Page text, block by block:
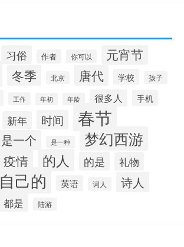
习俗 作者 你可以 元宵节
冬季 北京 唐代 学校 孩子
工作 年初 年龄 很多人 手机
新年 时间 春节
是一个 是一种 梦幻西游
疫情 的人 的是
礼物
自己的 英语 词人 诗人
都是 陆游